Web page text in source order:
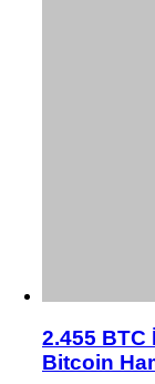
2.455 BTC
Bitcoin